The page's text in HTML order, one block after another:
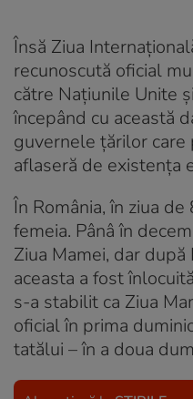
Însă Ziua
recunoscută oficial
către Naţiunile Unite
începând cu această
guvernele ţărilor care
aflaseră de existenţa
În România, în ziua
femeia. Pânâ în
Ziua Mamei, dar
aceasta a fost
s-a stabilit ca Ziua
oficial în prima
tatălui – în a doua